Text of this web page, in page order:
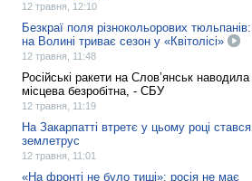
12 травня, 12:10
Безкраї поля різнокольорових тюльпанів:
на Волині триває сезон у «Квітолісі»
12 травня, 11:48
Російські ракети на Слов’янськ наводила
місцева безробітна, - СБУ
12 травня, 11:19
На Закарпатті втретє у цьому році стався
землетрус
12 травня, 11:01
«На фронті не було тиші»: росія не має